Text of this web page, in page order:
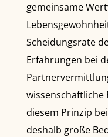
gemeinsame
Scheidungsrate
Erfahrungen bei
wissenschaftliche
diesem Prinzip
deshalb große